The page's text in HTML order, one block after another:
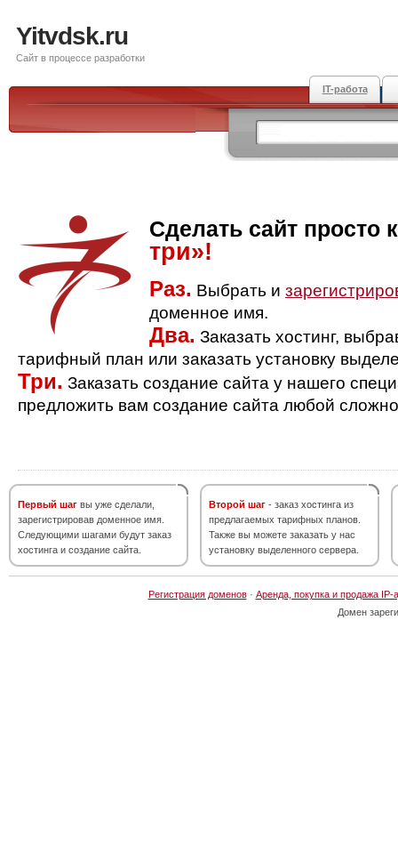
Yitvdsk.ru
Сайт в процессе разработки
IT-работа
Сделать сайт просто
три»!
Раз. Выбрать и
доменное имя.
Два. Заказать хостинг,
тарифный план или заказать установку
Три. Заказать создание сайта у нашего
предложить вам создание сайта любой
Первый шаг вы уже сделали,
зарегистрировав доменное имя.
Следующими шагами будут заказ
хостинга и создание сайта.
Второй шаг - заказ хостинга из
предлагаемых тарифных планов.
Также вы можете заказать у нас
установку выделенного сервера.
Регистрация доменов· Аренда, покупка и продажа IP-
Домен